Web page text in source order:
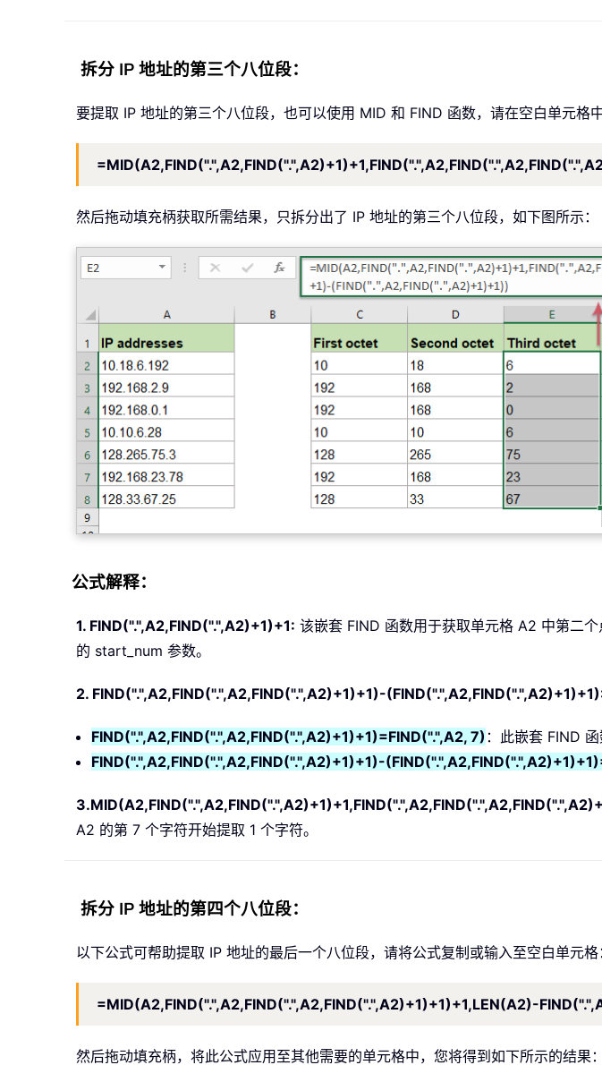
拆分 IP 地址的第三个八位段：
要提取 IP 地址的第三个八位段，也可以使用 MID 和 FIND 函数，请在空白单元格
然后拖动填充柄获取所需结果，只拆分出了 IP 地址的第三个八位段，如下图所示：
公式解释：
1. FIND(".",A2,FIND(".",A2)+1)+1: 该嵌套 FIND 函数用于获取单元格 A2 中第二
的 start_num 参数。
2. FIND(".",A2,FIND(".",A2,FIND(".",A2)+1)+1)-
FIND(".",A2,FIND(".",A2,FIND(".",A2)+1)+1)=FIND(".",A2, 7) ：此嵌套 FIND
FIND(".",A2,FIND(".",A2,FIND(".",A2)+1)+1)-
A2 的第 7 个字符开始提取 1 个字符。
拆分 IP 地址的第四个八位段：
以下公式可帮助提取 IP 地址的最后一个八位段，请将公式复制或输入至空白单元格
=MID(A2,FIND(".",A2,FIND(".",A2,FIND(".",A2)+1)+1)+1,LEN(A2)-
然后拖动填充柄，将此公式应用至其他需要的单元格中，您将得到如下所示的结果：